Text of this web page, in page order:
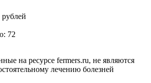
72
на ресурсе fermers.ru, не являются
лечению болезней